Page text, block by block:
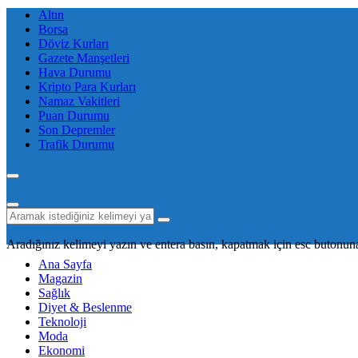
Altın
Borsa
Döviz Kurları
Gazete Manşetleri
Hava Durumu
Kripto Para Kurları
Namaz Vakitleri
Puan Durumu
Son Depremler
Trafik Durumu
Aradığınız kelimeyi yazın ve entera basın, kapatmak için esc
Ana Sayfa
Magazin
Sağlık
Diyet & Beslenme
Teknoloji
Moda
Ekonomi